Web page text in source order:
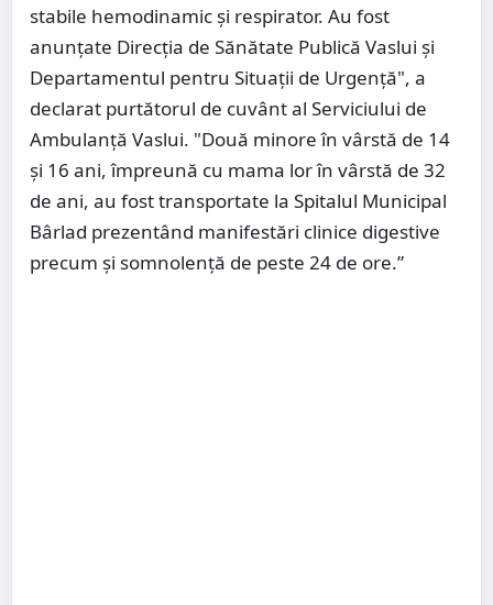
stabile hemodinamic şi respirator. Au fost
anunţate Direcţia de Sănătate Publică Vaslui şi
Departamentul pentru Situaţii de Urgenţă", a
declarat purtătorul de cuvânt al Serviciului de
Ambulanţă Vaslui. "Două minore în vârstă de 14
şi 16 ani, împreună cu mama lor în vârstă de 32
de ani, au fost transportate la Spitalul Municipal
Bârlad prezentând manifestări clinice digestive
precum şi somnolenţă de peste 24 de ore.”